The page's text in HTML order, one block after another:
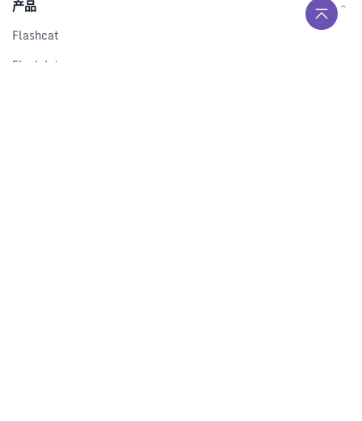
产品
Flashcat
Flashduty